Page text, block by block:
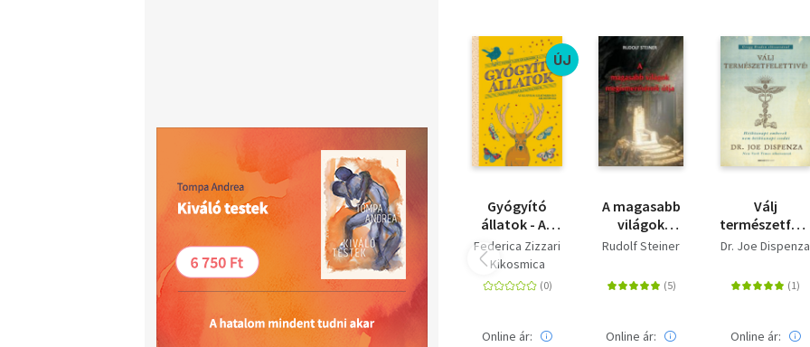
ÚJ
Gyógyító
állatok - Az
állatvilág
lelkünkben élő
archetípusai
Federica Zizzari
Kikosmica
Online ár:
A magasabb
világok
megismerésének
Rudolf Steiner
Online ár:
Válj
- puha kötés -
emberek nem
hétköznapi
Dr. Joe Dispenza
Online ár: